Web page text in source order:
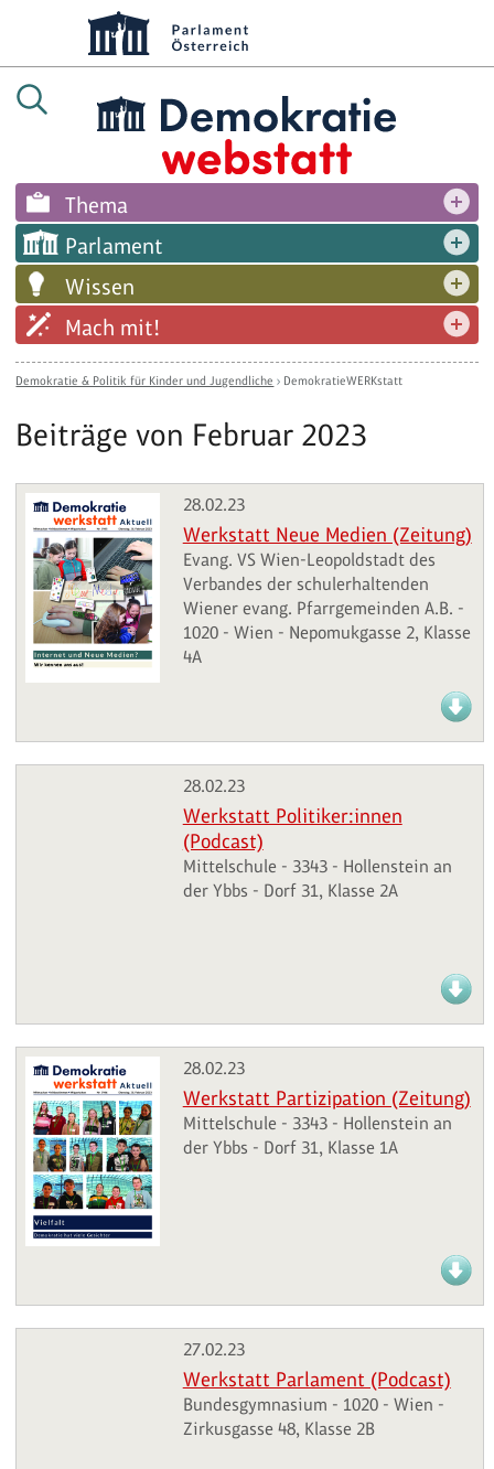
Thema
Parlament
Wissen
Mach mit!
Demokratie & Politik für Kinder und Jugendliche › DemokratieWERKstatt
Beiträge von Februar 2023
28.02.23
Werkstatt Neue Medien (Zeitung)
Evang. VS Wien-Leopoldstadt des
Verbandes der schulerhaltenden
Wiener evang. Pfarrgemeinden A.B. -
1020 - Wien - Nepomukgasse 2, Klasse
4A
28.02.23
Werkstatt Politiker:innen
(Podcast)
Mittelschule - 3343 - Hollenstein an
der Ybbs - Dorf 31, Klasse 2A
28.02.23
Werkstatt Partizipation (Zeitung)
Mittelschule - 3343 - Hollenstein an
der Ybbs - Dorf 31, Klasse 1A
27.02.23
Werkstatt Parlament (Podcast)
Bundesgymnasium - 1020 - Wien -
Zirkusgasse 48, Klasse 2B